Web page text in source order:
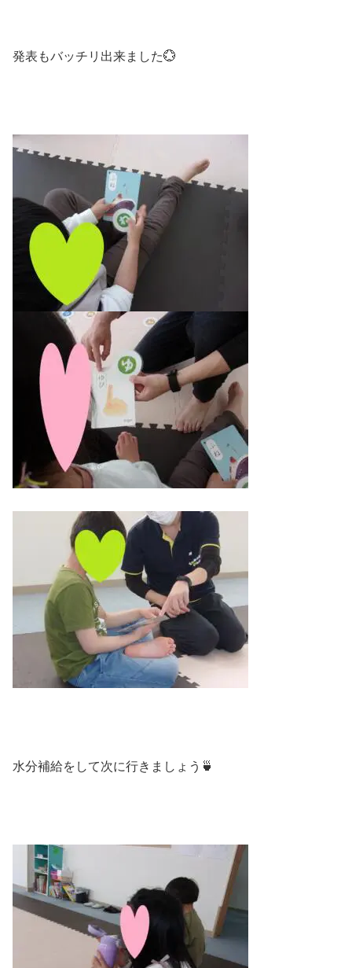
発表もバッチリ出来ました💮
水分補給をして次に行きましょう🍵